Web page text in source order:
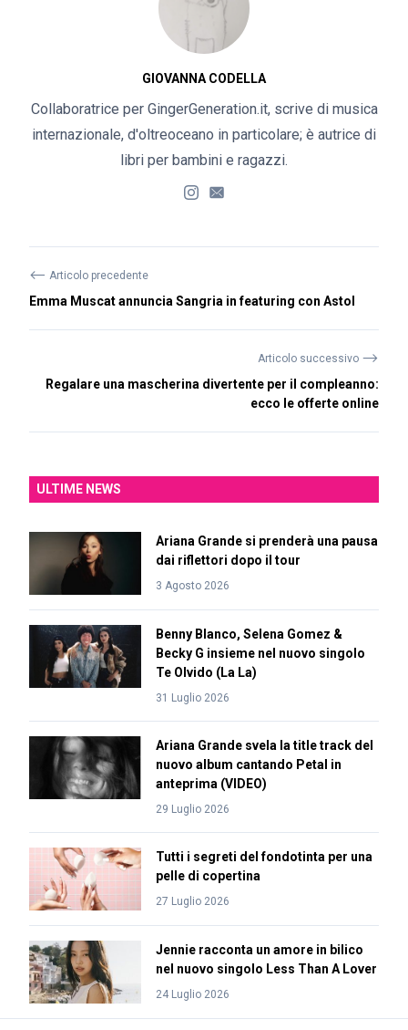
GIOVANNA CODELLA
Collaboratrice per GingerGeneration.it, scrive di musica
internazionale, d'oltreoceano in particolare; è autrice di
libri per bambini e ragazzi.
⟵ Articolo precedente
Emma Muscat annuncia Sangria in featuring con Astol
Articolo successivo ⟶
Regalare una mascherina divertente per il compleanno:
ecco le offerte online
ULTIME NEWS
Ariana Grande si prenderà una pausa
dai riflettori dopo il tour
3 Agosto 2026
Benny Blanco, Selena Gomez &
Becky G insieme nel nuovo singolo
Te Olvido (La La)
31 Luglio 2026
Ariana Grande svela la title track del
nuovo album cantando Petal in
anteprima (VIDEO)
29 Luglio 2026
Tutti i segreti del fondotinta per una
pelle di copertina
27 Luglio 2026
Jennie racconta un amore in bilico
nel nuovo singolo Less Than A Lover
24 Luglio 2026